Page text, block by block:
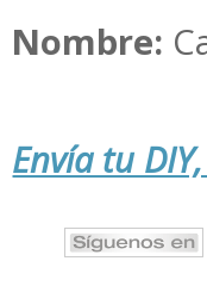
Nombre:
Envía tu